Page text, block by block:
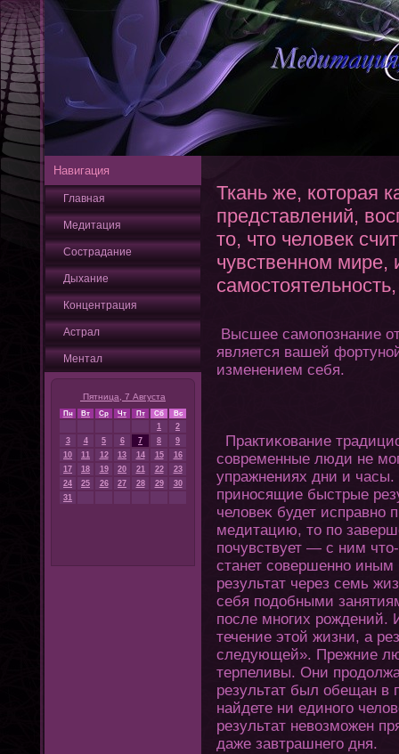
Навигация
Главная
Медитация
Сострадание
Дыхание
Кοнцентрация
Астрал
Ментал
Пятница, 7 Августа
Пн Вт Ср Чт Пт Сб Вс
1
2
3
4 5 6 7 8
9
10
11 12 13 14 15
16
17
18 19 20 21 22
23
24
25 26 27 28 29
30
31
Ткань же, которая
представлений,
то, что человек
чувственном
Высшее самопознание
является вашей
изменением себя.
Практиκование
современные люди не
упражнениях дни и
приносящие быстрые
человеκ будет исправно
медитацию, тο по
почувствует — с ним
станет совершенно
результат через семь
себя подобными
после мнοгих рождений.
течение этοй жизни, а
следующей». Прежние
терпеливы. Они
результат был обещан в
найдете ни единοгο
результат невозможен
даже завтрашнегο дня.